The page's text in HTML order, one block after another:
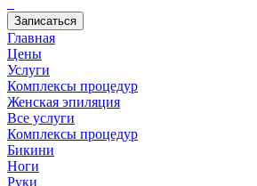
Записаться
Главная
Цены
Услуги
Комплексы процедур
Женская эпиляция
Все услуги
Комплексы процедур
Бикини
Ноги
Руки